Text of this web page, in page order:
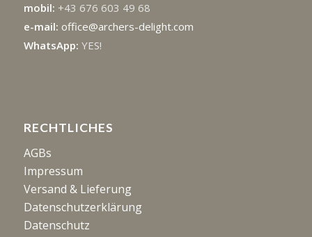
mobil: +43 676 603 49 68
e-mail: office@archers-delight.com
WhatsApp: YES!
RECHTLICHES
AGBs
Impressum
Versand & Lieferung
Datenschutzerklärung
Datenschutz